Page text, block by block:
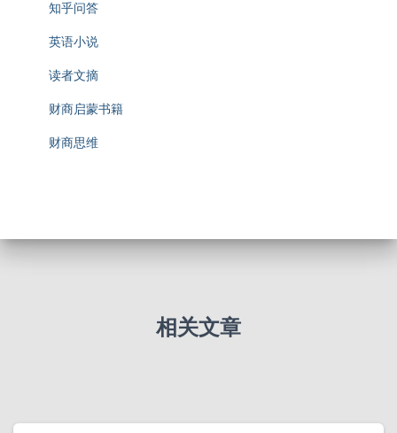
知乎问答
英语小说
读者文摘
财商启蒙书籍
财商思维
相关文章